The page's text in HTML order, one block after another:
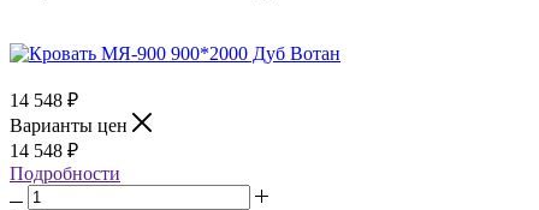
14 548 ₽
Варианты цен
14 548 ₽
Подробности